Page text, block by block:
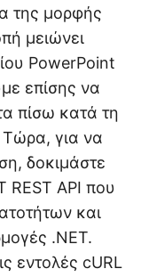
της μορφής
μειώνει
PowerPoint
επίσης να
πίσω κατά τη
Τώρα, για να
δοκιμάστε
REST API που
και
.NET.
εντολές cURL